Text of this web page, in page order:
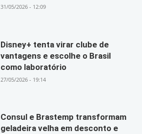
31/05/2026 - 12:09
Disney+ tenta virar clube de
vantagens e escolhe o Brasil
como laboratório
27/05/2026 - 19:14
Consul e Brastemp transformam
geladeira velha em desconto e